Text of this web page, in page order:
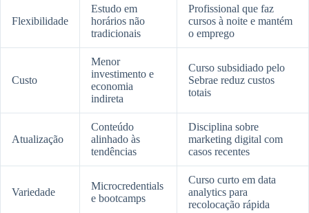
Flexibilidade
Estudo em
horários não
tradicionais
Profissional que faz
cursos à noite e mantém
o emprego
Custo
Menor
investimento e
economia
indireta
Curso subsidiado pelo
Sebrae reduz custos
totais
Atualização
Conteúdo
alinhado às
tendências
Disciplina sobre
marketing digital com
casos recentes
Variedade
Microcredentials
e bootcamps
Curso curto em data
analytics para
recolocação rápida